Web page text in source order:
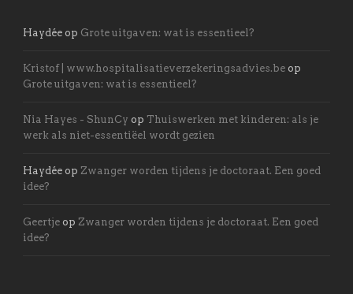
Haydée op Grote uitgaven: wat is essentieel?
Kristof | www.hospitalisatieverzekeringsadvies.be op
Grote uitgaven: wat is essentieel?
Nia Hayes - ShunCy op Thuiswerken met kinderen: als je
werk als niet-essentiëel wordt gezien
Haydée op Zwanger worden tijdens je doctoraat. Een goed
idee?
Geertje op Zwanger worden tijdens je doctoraat. Een goed
idee?